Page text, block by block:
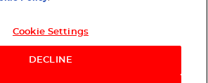
Cookie Settings
DECLINE